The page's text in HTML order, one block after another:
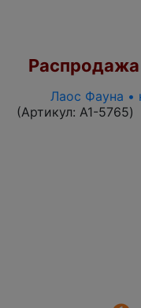
Распродажа
Лаос Фауна •
(Артикул: A1-5765)